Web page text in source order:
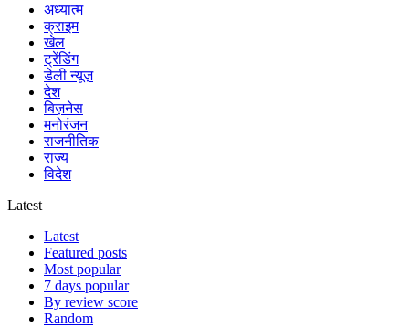
अध्यात्म
क्राइम
खेल
ट्रेंडिंग
डेली न्यूज़
देश
बिज़नेस
मनोरंजन
राजनीतिक
राज्य
विदेश
Latest
Latest
Featured posts
Most popular
7 days popular
By review score
Random